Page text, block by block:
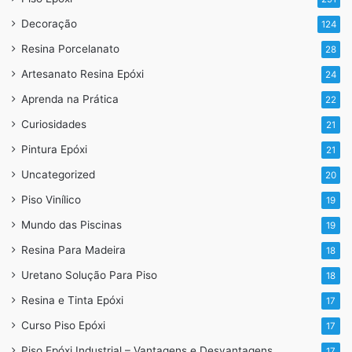
Para informações sobre:
Curso de porcelanato liquido
Serviços
Compra de produtos
https://api.whatsapp.com/send?
1=pt_BR&phone=5511967178685
Decoração 124
Resina Porcelanato 28
Artesanato Resina Epóxi 24
Aprenda na Prática 22
Curiosidades 21
Pintura Epóxi 21
Uncategorized 20
Piso Vinílico 19
Mundo das Piscinas 19
Resina Para Madeira 18
Uretano Solução Para Piso 18
Resina e Tinta Epóxi 17
Curso Piso Epóxi 17